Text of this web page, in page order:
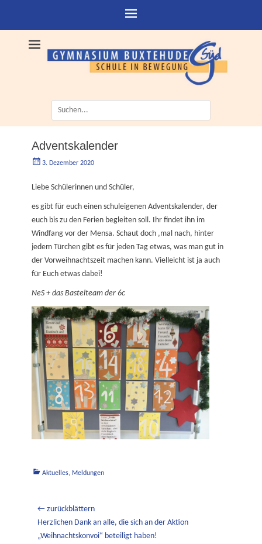
Suche
nach:
Adventskalender
Geschrieben
3. Dezember 2020
Liebe Schülerinnen und Schüler,
es gibt für euch einen schuleigenen Adventskalender, der
euch bis zu den Ferien begleiten soll. Ihr findet ihn im
Windfang vor der Mensa. Schaut doch ‚mal nach, hinter
jedem Türchen gibt es für jeden Tag etwas, was man gut in
der Vorweihnachtszeit machen kann. Vielleicht ist ja auch
für Euch etwas dabei!
NeS + das Bastelteam der 6c
Kategorien
Aktuelles, Meldungen
Beitragsnavigation
← zurückblättern
Vorheriger
Beitrag:
Herzlichen Dank an alle, die sich an der Aktion
„Weihnachtskonvoi“ beteiligt haben!